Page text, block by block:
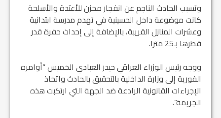
وتسبب الحادث الناجم عن انفجار مخزن للأعتدة والأسلحة
كانت موضوعة داخل الحسينية في تهدم مدرسة ابتدائية
وعشرات المنازل القريبة، بالإضافة إلى إحداث حفرة قدر
قطرها بـ25 مترا.
ووجه رئيس الوزراء العراقي حيدر العبادي الخميس “أوامره
الفورية إلى وزارة الداخلية بالتحقيق بالحادث واتخاذ
الإجراءات القانونية الرادعة ضد الجهة التي ارتكبت هذه
الجريمة”.